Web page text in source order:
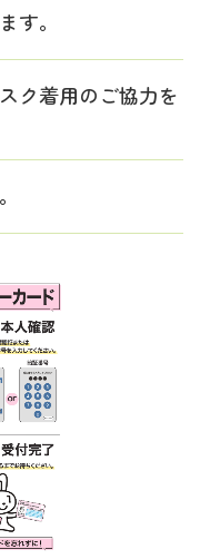
す。
ク着用のご協力を